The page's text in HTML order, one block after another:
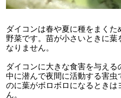
ダイコンは春や夏に種をまく
野菜です。苗が小さいときに葉
なりません。
ダイコンに大きな食害を与える
中に潜んで夜間に活動する害虫
のに葉がボロボロになるときは
ん。